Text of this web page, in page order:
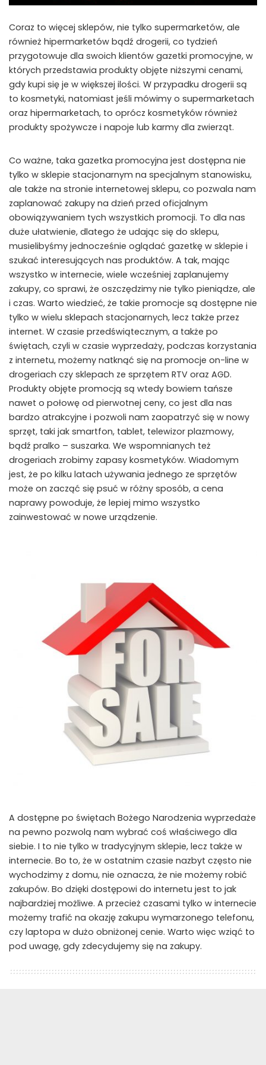
Coraz to więcej sklepów, nie tylko supermarketów, ale
również hipermarketów bądź drogerii, co tydzień
przygotowuje dla swoich klientów gazetki promocyjne, w
których przedstawia produkty objęte niższymi cenami,
gdy kupi się je w większej ilości. W przypadku drogerii są
to kosmetyki, natomiast jeśli mówimy o supermarketach
oraz hipermarketach, to oprócz kosmetyków również
produkty spożywcze i napoje lub karmy dla zwierząt.
Co ważne, taka gazetka promocyjna jest dostępna nie
tylko w sklepie stacjonarnym na specjalnym stanowisku,
ale także na stronie internetowej sklepu, co pozwala nam
zaplanować zakupy na dzień przed oficjalnym
obowiązywaniem tych wszystkich promocji. To dla nas
duże ułatwienie, dlatego że udając się do sklepu,
musielibyśmy jednocześnie oglądać gazetkę w sklepie i
szukać interesujących nas produktów. A tak, mając
wszystko w internecie, wiele wcześniej zaplanujemy
zakupy, co sprawi, że oszczędzimy nie tylko pieniądze, ale
i czas. Warto wiedzieć, że takie promocje są dostępne nie
tylko w wielu sklepach stacjonarnych, lecz także przez
internet. W czasie przedświątecznym, a także po
świętach, czyli w czasie wyprzedaży, podczas korzystania
z internetu, możemy natknąć się na promocje on-line w
drogeriach czy sklepach ze sprzętem RTV oraz AGD.
Produkty objęte promocją są wtedy bowiem tańsze
nawet o połowę od pierwotnej ceny, co jest dla nas
bardzo atrakcyjne i pozwoli nam zaopatrzyć się w nowy
sprzęt, taki jak smartfon, tablet, telewizor plazmowy,
bądź pralko – suszarka. We wspomnianych też
drogeriach zrobimy zapasy kosmetyków. Wiadomym
jest, że po kilku latach używania jednego ze sprzętów
może on zacząć się psuć w różny sposób, a cena
naprawy powoduje, że lepiej mimo wszystko
zainwestować w nowe urządzenie.
A dostępne po świętach Bożego Narodzenia wyprzedaże
na pewno pozwolą nam wybrać coś właściwego dla
siebie. I to nie tylko w tradycyjnym sklepie, lecz także w
internecie. Bo to, że w ostatnim czasie nazbyt często nie
wychodzimy z domu, nie oznacza, że nie możemy robić
zakupów. Bo dzięki dostępowi do internetu jest to jak
najbardziej możliwe. A przecież czasami tylko w internecie
możemy trafić na okazję zakupu wymarzonego telefonu,
czy laptopa w dużo obniżonej cenie. Warto więc wziąć to
pod uwagę, gdy zdecydujemy się na zakupy.